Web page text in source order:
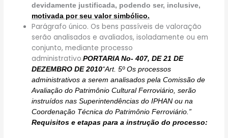
devidamente justificada, podendo ser, inclusive,
motivada por seu valor simbólico.
Parágrafo único. Os bens passíveis de valoração
serão analisados e avaliados, isoladamente ou em
conjunto, mediante processo
administrativo.PORTARIA No- 407, DE 21 DE
DEZEMBRO DE 2010“Art. 5º Os processos
administrativos a serem analisados pela Comissão de
Avaliação do Patrimônio Cultural Ferroviário, serão
instruídos nas Superintendências do IPHAN ou na
Coordenação Técnica do Patrimônio Ferroviário.”
Requisitos e etapas para a instrução do processo: